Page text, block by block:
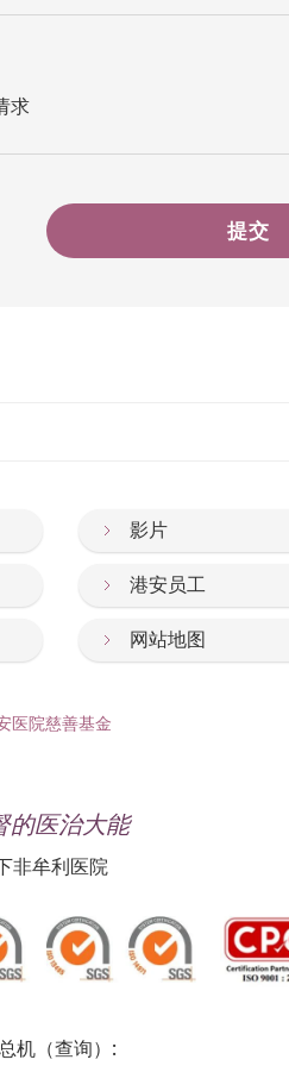
求
提交
影片
港安员工
网站地图
医院慈善基金
的医治大能
非牟利医院
机（查询）: